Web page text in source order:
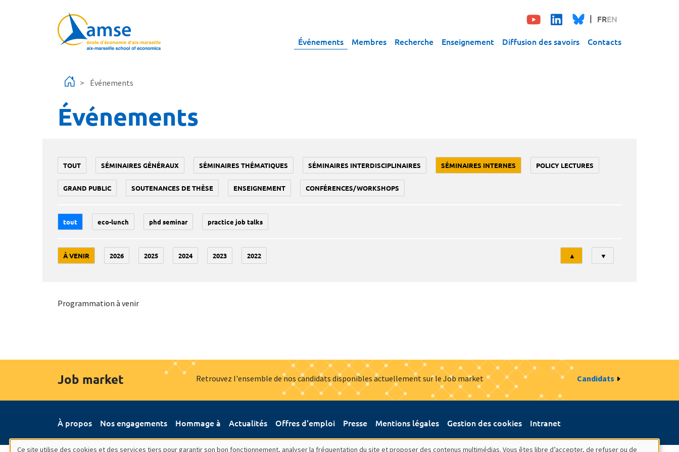
FREN
Événements Membres Recherche Enseignement Diffusion des savoirs Contacts
Événements
Événements
TOUT SÉMINAIRES GÉNÉRAUX SÉMINAIRES THÉMATIQUES SÉMINAIRES INTERDISCIPLINAIRES SÉMINAIRES INTERNES POLICY LECTURES
GRAND PUBLIC SOUTENANCES DE THÈSE ENSEIGNEMENT CONFÉRENCES/WORKSHOPS
tout eco-lunch phd seminar practice job talks
À VENIR 2026 2025 2024 2023 2022
Tri
▲ ▼
Programmation à venir
Job market Retrouvez l'ensemble de nos candidats disponibles actuellement sur le Job market Candidats
À propos Nos engagements Hommage à Actualités Offres d'emploi Presse Mentions légales Gestion des cookies Intranet
Ce site utilise des cookies et des services tiers pour garantir son bon fonctionnement, analyser la fréquentation du site et proposer des contenus multimédias. Vous êtes libre d’accepter, de refuser ou de